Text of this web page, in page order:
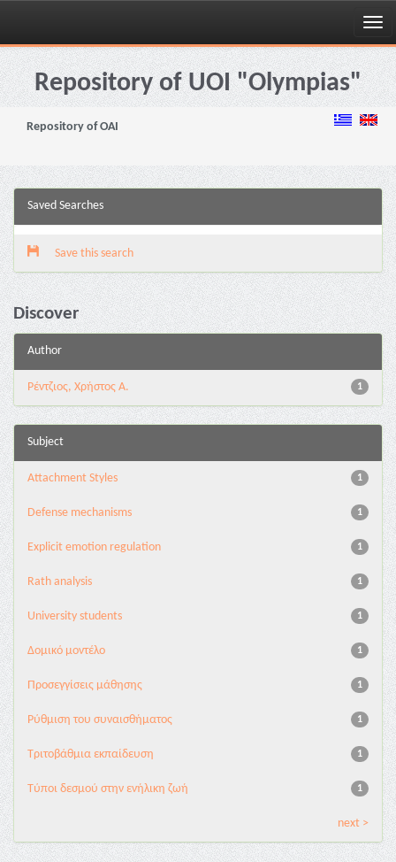
Skip
navigationRepository of UOI "Olympias"
Repository of OAI
Saved Searches
Save this search
Discover
Author
1
Ρέντζιος, Χρήστος Α.
Subject
1
Attachment Styles
1
Defense mechanisms
1
Explicit emotion regulation
1
Rath analysis
1
University students
1
Δομικό μοντέλο
1
Προσεγγίσεις μάθησης
1
Ρύθμιση του συναισθήματος
1
Τριτοβάθμια εκπαίδευση
1
Τύποι δεσμού στην ενήλικη ζωή
next >